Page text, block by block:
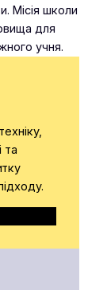
Місія школи
для
учня.
та